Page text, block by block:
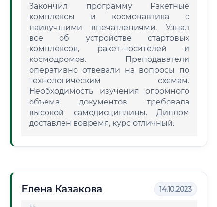
Закончил программу Ракетные
комплексы и космонавтика с
наилучшими впечатлениями. Узнал
все об устройстве стартовых
комплексов, ракет-носителей и
космодромов. Преподаватели
оперативно отвевали на вопросы по
технологическим схемам.
Необходимость изучения огромного
объема документов требовала
высокой самодисциплины. Диплом
доставлен вовремя, курс отличный.
Елена Казакова 14.10.2023